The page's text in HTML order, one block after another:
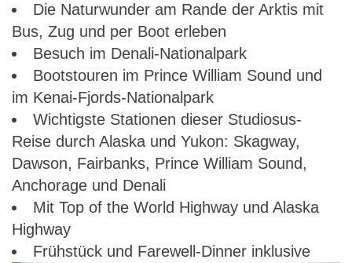
Die Naturwunder am Rande der Arktis mit
Bus, Zug und per Boot erleben
Besuch im Denali-Nationalpark
Bootstouren im Prince William Sound und
im Kenai-Fjords-Nationalpark
Wichtigste Stationen dieser Studiosus-
Reise durch Alaska und Yukon: Skagway,
Dawson, Fairbanks, Prince William Sound,
Anchorage und Denali
Mit Top of the World Highway und Alaska
Highway
Frühstück und Farewell-Dinner inklusive